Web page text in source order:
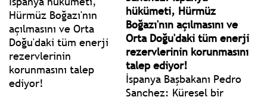
vuracağını söyleyince
Pokerci geri adım attı.
hükümeti, Hürmüz
Boğazı'nın açılmasını ve
Orta Doğu'daki tüm enerji
rezervlerinin korunmasını
talep ediyor!
İspanya Başbakanı Pedro
Sanchez: Küresel bir